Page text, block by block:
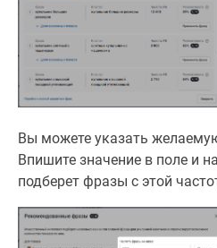
Вы можете указать
Впишите значение в поле и
подберет фразы с этой